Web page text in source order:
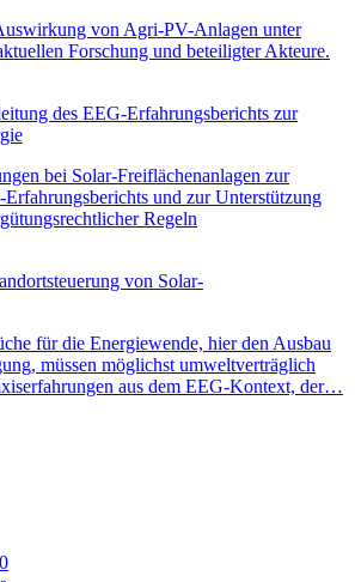
von Agri-PV-Anlagen unter
Forschung und beteiligter Akteure.
des EEG-Erfahrungsberichts zur
bei Solar‑Freiflächenanlagen zur
und zur Unterstützung
Regeln
von Solar-
für die Energiewende, hier den Ausbau
müssen möglichst umweltverträglich
aus dem EEG-Kontext, der…